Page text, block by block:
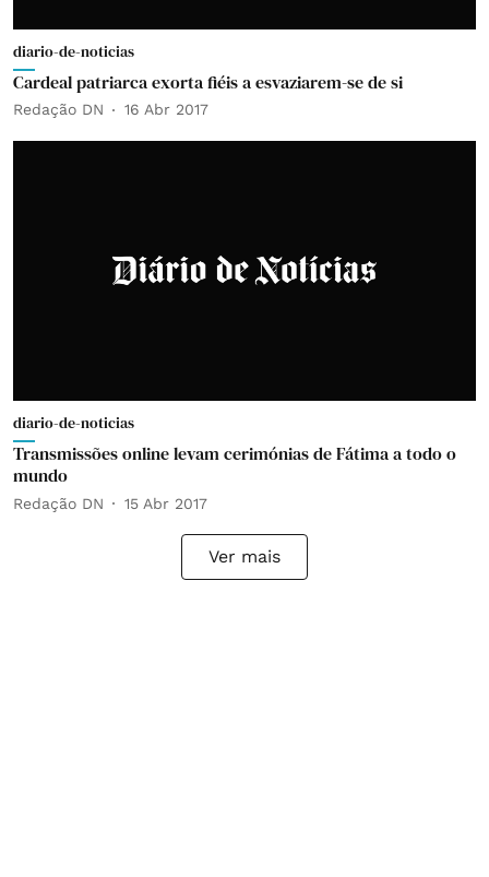
diario-de-noticias
Cardeal patriarca exorta fiéis a esvaziarem-se de si
Redação DN 16 Abr 2017
diario-de-noticias
Transmissões online levam cerimónias de Fátima a todo o
mundo
Redação DN 15 Abr 2017
Ver mais